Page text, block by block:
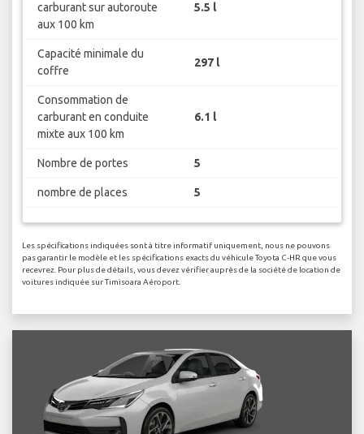
carburant sur autoroute
aux 100 km
5.5 l
Capacité minimale du
coffre
297 l
Consommation de
carburant en conduite
mixte aux 100 km
6.1 l
Nombre de portes 5
nombre de places 5
Les spécifications indiquées sont à titre informatif uniquement, nous ne pouvons
pas garantir le modèle et les spécifications exacts du véhicule Toyota C-HR que vous
recevrez. Pour plus de détails, vous devez vérifier auprès de la société de location de
voitures indiquée sur Timisoara Aéroport.